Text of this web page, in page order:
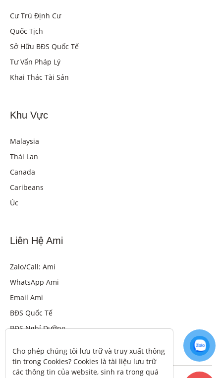
Cư Trú Định Cư
Quốc Tịch
Sở Hữu BĐS Quốc Tế
Tư Vấn Pháp Lý
Khai Thác Tài Sản
Khu Vực
Malaysia
Thái Lan
Canada
Caribeans
Úc
Liên Hệ Ami
Zalo/Call: Ami
WhatsApp Ami
Email Ami
BĐS Quốc Tế
BĐS Nghỉ Dưỡng
Cho phép chúng tôi lưu trữ và truy xuất thông
tin trong Cookies? Cookies là tài liệu lưu trữ
các thông tin của website, sinh ra trong quá